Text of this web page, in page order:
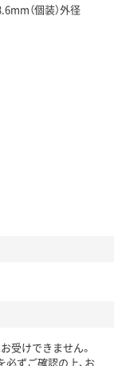
（個装）外径
受けできません。
必ずご確認の上、お